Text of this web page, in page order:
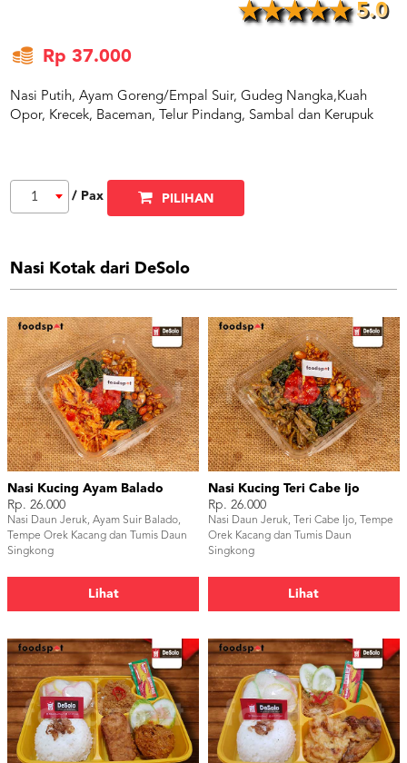
5.0
Rp 37.000
Nasi Putih, Ayam Goreng/Empal Suir, Gudeg Nangka,Kuah
Opor, Krecek, Baceman, Telur Pindang, Sambal dan Kerupuk
1 / Pax PILIHAN
Nasi Kotak dari DeSolo
Nasi Kucing Ayam Balado
Rp. 26.000
Nasi Daun Jeruk, Ayam Suir Balado,
Tempe Orek Kacang dan Tumis Daun
Singkong
Lihat
Nasi Kucing Teri Cabe Ijo
Rp. 26.000
Nasi Daun Jeruk, Teri Cabe Ijo, Tempe
Orek Kacang dan Tumis Daun
Singkong
Lihat